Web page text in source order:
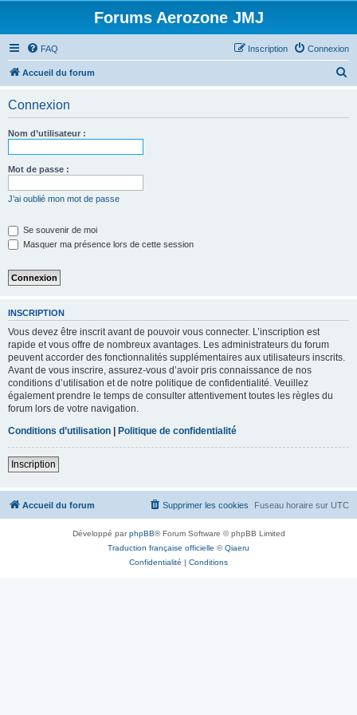
Forums Aerozone JMJ
FAQ Connexion
Inscription
Accueil du forum
Connexion
Nom d’utilisateur :
Mot de passe :
J’ai oublié mon mot de passe
Se souvenir de moi
Masquer ma présence lors de cette session
INSCRIPTION
Vous devez être inscrit avant de pouvoir vous connecter. L’inscription est
rapide et vous offre de nombreux avantages. Les administrateurs du forum
peuvent accorder des fonctionnalités supplémentaires aux utilisateurs inscrits.
Avant de vous inscrire, assurez-vous d’avoir pris connaissance de nos
conditions d’utilisation et de notre politique de confidentialité. Veuillez
également prendre le temps de consulter attentivement toutes les règles du
forum lors de votre navigation.
Conditions d’utilisation | Politique de confidentialité
Inscription
Accueil du forum Fuseau horaire sur UTC
Supprimer les cookies
Développé parphpBB® Forum Software © phpBB Limited
Traduction française officielle ©Qiaeru
Confidentialité | Conditions